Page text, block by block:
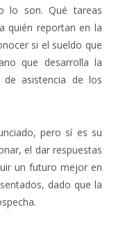
lo son. Qué tareas
quién reportan en la
si el sueldo que
que desarrolla la
asistencia de los
pero sí es su
el dar respuestas
un futuro mejor en
dado que la